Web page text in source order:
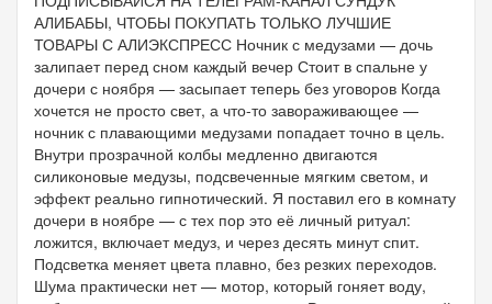
АЛИБАБЫ, ЧТОБЫ ПОКУПАТЬ ТОЛЬКО ЛУЧШИЕ
ТОВАРЫ С АЛИЭКСПРЕСС Ночник с медузами — дочь
залипает перед сном каждый вечер Стоит в спальне у
дочери с ноября — засыпает теперь без уговоров Когда
хочется не просто свет, а что-то завораживающее —
ночник с плавающими медузами попадает точно в цель.
Внутри прозрачной колбы медленно двигаются
силиконовые медузы, подсвеченные мягким светом, и
эффект реально гипнотический. Я поставил его в комнату
дочери в ноябре — с тех пор это её личный ритуал:
ложится, включает медуз, и через десять минут спит.
Подсветка меняет цвета плавно, без резких переходов.
Шума практически нет — мотор, который гоняет воду,